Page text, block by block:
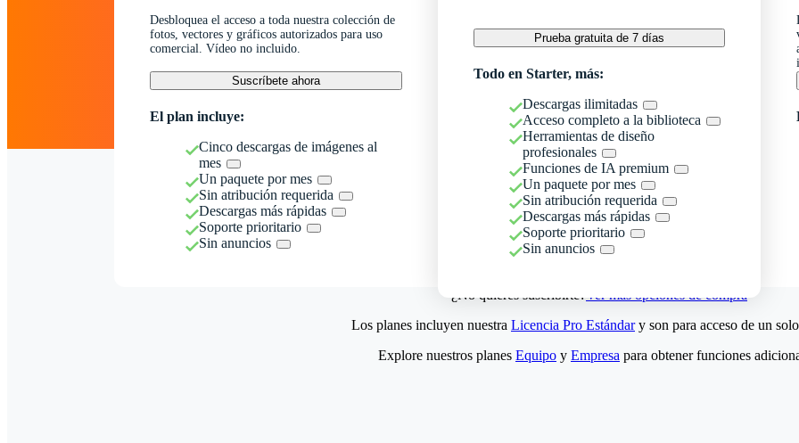
Desbloquea el acceso a toda nuestra colección de
fotos, vectores y gráficos autorizados para uso
comercial. Vídeo no incluido.
Suscríbete ahora
El plan incluye:
Cinco descargas de imágenes al
mes
Un paquete por mes
Sin atribución requerida
Descargas más rápidas
Soporte prioritario
Sin anuncios
Prueba gratuita de 7 días
Todo en Starter, más:
Descargas ilimitadas
Acceso completo a la biblioteca
Herramientas de diseño
profesionales
Funciones de IA premium
Un paquete por mes
Sin atribución requerida
Descargas más rápidas
Soporte prioritario
Sin anuncios
¿No quieres suscribirte?Ver más opciones de compra
Los planes incluyen nuestra Licencia Pro Estándary son para acceso de un
Explore nuestros planes Equipo y Empresa para obtener funciones